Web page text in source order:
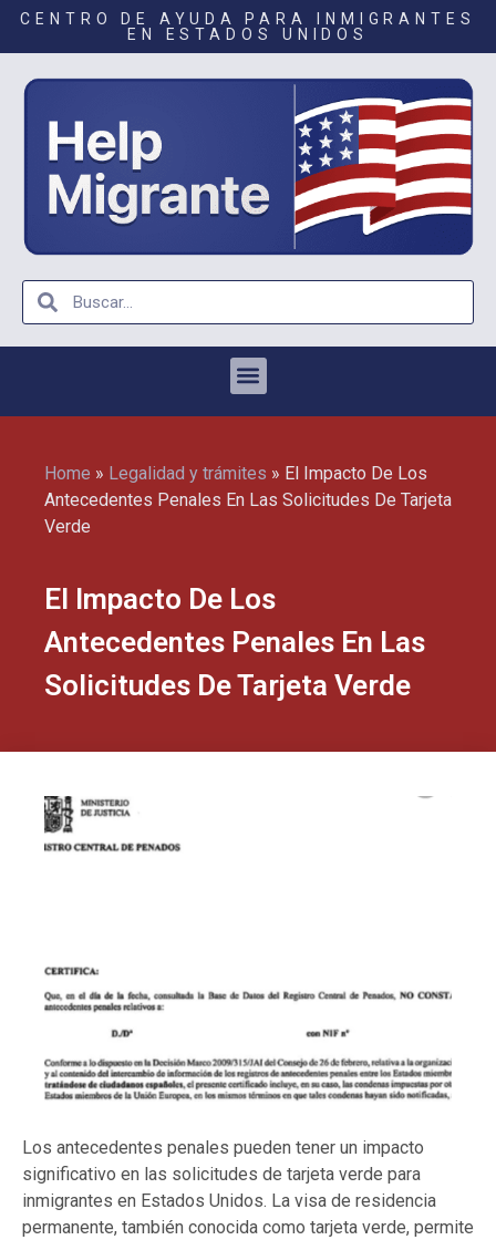
CENTRO DE AYUDA PARA INMIGRANTES
EN ESTADOS UNIDOS
Home » Legalidad y trámites » El Impacto De Los
Antecedentes Penales En Las Solicitudes De Tarjeta
Verde
El Impacto De Los
Antecedentes Penales En Las
Solicitudes De Tarjeta Verde
Los antecedentes penales pueden tener un impacto
significativo en las solicitudes de tarjeta verde para
inmigrantes en Estados Unidos. La visa de residencia
permanente, también conocida como tarjeta verde, permite